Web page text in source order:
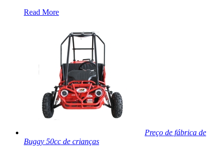
Read More
Preço de fábrica de
Buggy 50cc de crianças